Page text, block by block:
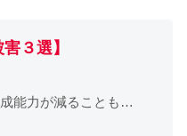
３選】
能力が減ることも…